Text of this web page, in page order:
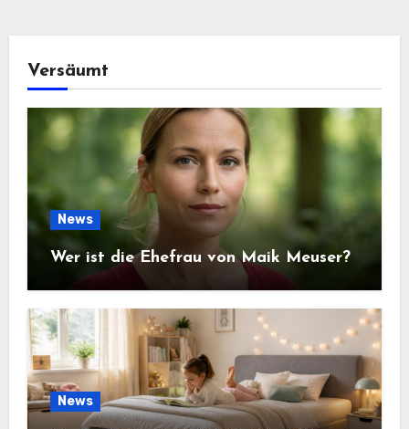
Versäumt
News
Wer ist die Ehefrau von Maik Meuser?
News